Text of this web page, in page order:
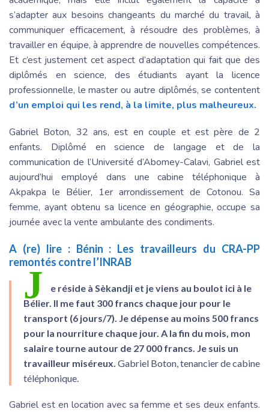
s’adapter aux besoins changeants du marché du travail, à
communiquer efficacement, à résoudre des problèmes, à
travailler en équipe, à apprendre de nouvelles compétences.
Et c’est justement cet aspect d’adaptation qui fait que des
diplômés en science, des étudiants ayant la licence
professionnelle, le master ou autre diplômés, se contentent
d’un emploi qui les rend, à la limite, plus malheureux.
Gabriel Boton, 32 ans, est en couple et est père de 2
enfants. Diplômé en science de langage et de la
communication de l’Université d’Abomey-Calavi, Gabriel est
aujourd’hui employé dans une cabine téléphonique à
Akpakpa le Bélier, 1er arrondissement de Cotonou. Sa
femme, ayant obtenu sa licence en géographie, occupe sa
journée avec la vente ambulante des condiments.
A (re) lire : Bénin : Les travailleurs du CRA-PP
remontés contre l’INRAB
J
e réside à Sèkandji et je viens au boulot ici à le
Bélier. Il me faut 300 francs chaque jour pour le
transport (6 jours/7). Je dépense au moins 500 francs
pour la nourriture chaque jour. A la fin du mois, mon
salaire tourne autour de 27 000 francs. Je suis un
travailleur miséreux. Gabriel Boton, tenancier de cabine
téléphonique.
Gabriel est en location avec sa femme et ses deux enfants.